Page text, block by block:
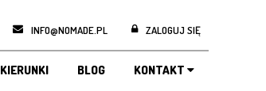
ZALOGUJ SIĘ
INFO@NOMADE.PL
KIERUNKI BLOG KONTAKT